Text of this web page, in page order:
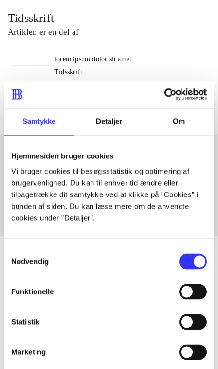
Samtykke Detaljer Om
Hjemmesiden bruger cookies
Vi bruger cookies til besøgsstatistik og optimering af
brugervenlighed. Du kan til enhver tid ændre eller
tilbagetrække dit samtykke ved at klikke på ”Cookies” i
bunden af siden. Du kan læse mere om de anvendte
cookies under ”Detaljer”.
Nødvendig
Funktionelle
Statistik
Marketing
Tidsskrift
Artiklen er en del af
lorem ipsum dolor sit amet ...
Tidsskrift
Artiklerne i
Artikler med samme emner
Fra
Alle registrerede artikler fordelt på udgivelser
...
...